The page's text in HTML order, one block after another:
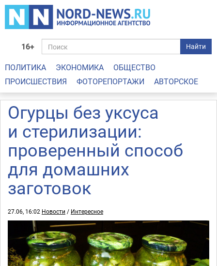
16+ Найти
ПОЛИТИКА ЭКОНОМИКА
ОБЩЕСТВО
ПРОИСШЕСТВИЯ
ФОТОРЕПОРТАЖИ АВТОРСКОЕ
Огурцы без уксуса
и стерилизации:
проверенный способ
для домашних
заготовок
27.06, 16:02 Новости / Интересное